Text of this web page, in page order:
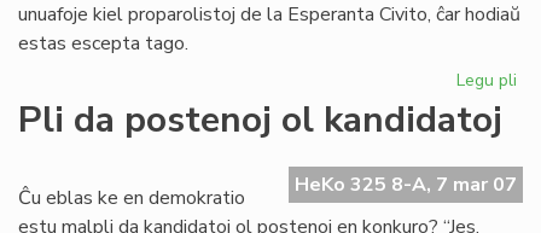
unuafoje kiel proparolistoj de la Esperanta Civito, ĉar hodiaŭ
estas escepta tago.
Legu pli
Pli da postenoj ol kandidatoj
HeKo 325 8-A, 7 mar 07
Ĉu eblas ke en demokratio
estu malpli da kandidatoj ol postenoj en konkuro? “Jes,